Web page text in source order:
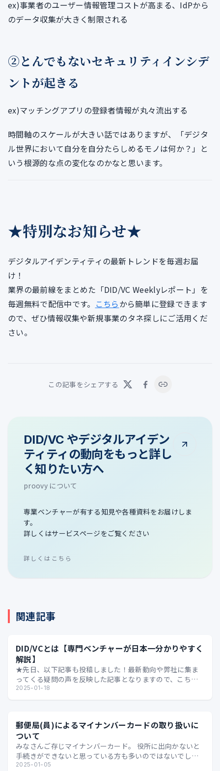
ex)事業者のユーザー情報管理コストが高まる、IdPから
のデータ収集が大きく制限される
②とんでもないセキュリティインシデ
ントが起きる
ex)マッチングアプリの登録者情報が丸々流出する
時間軸のスケールが大きい話ではありますが、「デジタ
ル世界において自分を自分たらしめるモノは何か？」と
いう根源的な点の変化なのかなと思います。
★特別なお知らせ★
デジタルアイデンティティの最新トレンドを毎週お届
け！
業界の最前線をまとめた「DID/VC Weeklyレポート」を
毎週無料で配信中です。 こちらから簡単に登録できます
ので、ぜひ情報収集や新規事業のタネ探しにご活用くだ
さい。
この記事をシェアする
DID/VC やデジタルアイデン
ティティの動向をもっと詳し
く知りたい方へ
proovy について
専業ベンチャーが有する知見や各種資料をお届けしま
す。
詳しくはサービスページをご覧ください
詳しくはこちら
関連記事
DID/VCとは【専門ベンチャーが日本一分かりやすく
解説】
★先日、以下記事も投稿しました！最新動向や弊社に集ま
ってくる疑問の声を反映した記事となりますので、こちら
もおススメです★ ビジネスマンのためのDID/VC【そも…
2025-01-18
郵便局(員)によるマイナンバーカードの取り扱いに
ついて
みなさんご存じマイナンバーカード。 役所に出向かないと
手続きができないと思っている方も多いのではないでしょ
うか。 先日、たまたま 以下のような資料 を発見し「郵…
2025-01-05